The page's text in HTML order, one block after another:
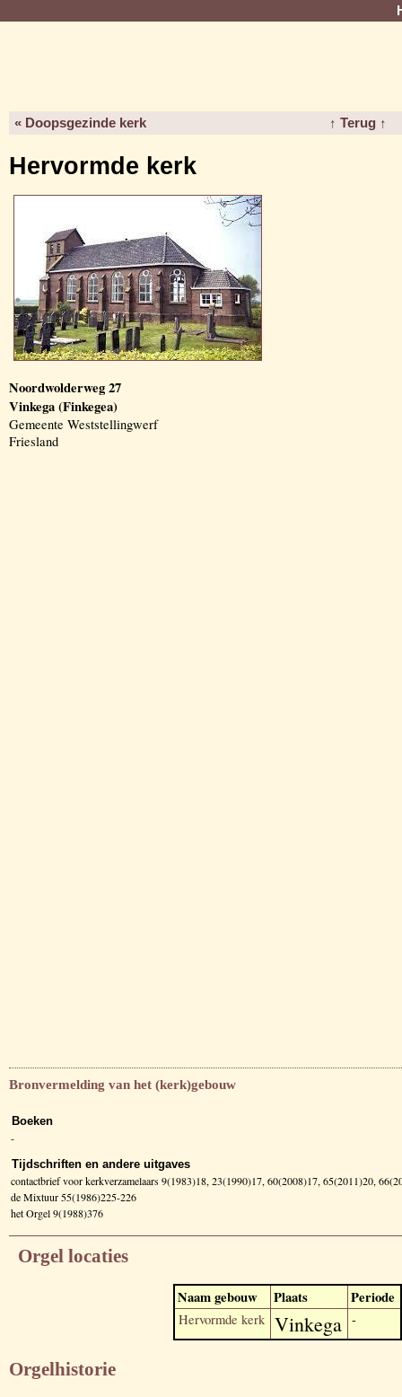
« Doopsgezinde kerk ↑ Terug ↑
Hervormde kerk
Noordwolderweg 27
Vinkega (Finkegea)
Gemeente Weststellingwerf
Friesland
Bronvermelding van het (kerk)gebouw
Boeken
-
Tijdschriften en andere uitgaves
contactbrief voor kerkverzamelaars 9(1983)18, 23(1990)17, 60(2008)17, 65(2011)20,
de Mixtuur 55(1986)225-226
het Orgel 9(1988)376
Orgel locaties
Naam gebouw Plaats Periode
Hervormde kerk Vinkega -
Orgelhistorie